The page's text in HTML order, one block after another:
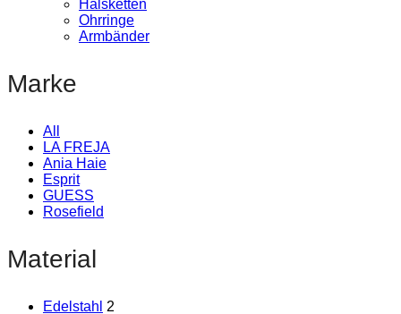
Halsketten
Ohrringe
Armbänder
Marke
All
LA FREJA
Ania Haie
Esprit
GUESS
Rosefield
Material
Edelstahl 2